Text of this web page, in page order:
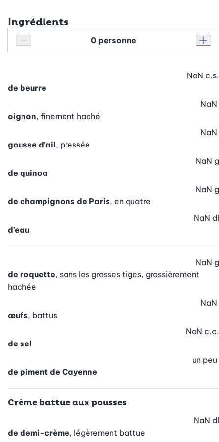
Ingrédients
Réduire le nombre de personnes
Personnes
de beurre
NaN c.s.
oignon, finement haché
NaN
gousse d’ail, pressée
NaN
de quinoa
NaN g
de champignons de Paris, en quatre
NaN g
d’eau
NaN dl
de roquette, sans les grosses tiges, grossièrement
hachée
NaN g
œufs, battus
NaN
de sel
NaN c.c.
de piment de Cayenne
un peu
Crème battue aux pousses
de demi-crème, légèrement battue
NaN dl